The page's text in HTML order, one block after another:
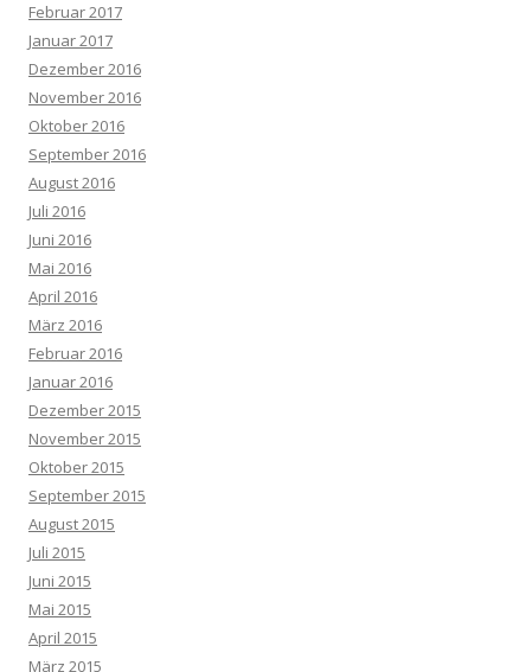
Februar 2017
Januar 2017
Dezember 2016
November 2016
Oktober 2016
September 2016
August 2016
Juli 2016
Juni 2016
Mai 2016
April 2016
März 2016
Februar 2016
Januar 2016
Dezember 2015
November 2015
Oktober 2015
September 2015
August 2015
Juli 2015
Juni 2015
Mai 2015
April 2015
März 2015